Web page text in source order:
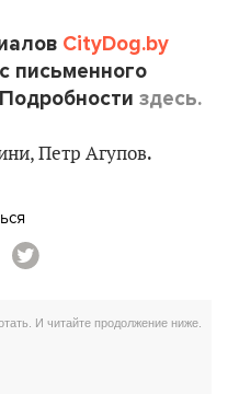
CityDog.by
письменного
здесь.
Петр Агупов.